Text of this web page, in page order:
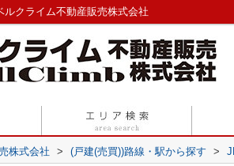
クライム不動産販売株式会社
株式会社 > (戸建(売買))路線・駅から探す >